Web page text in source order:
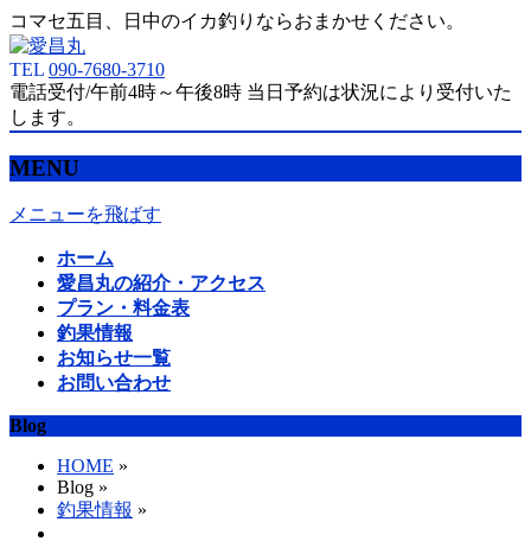
コマセ五目、日中のイカ釣りならおまかせください。
TEL 090-7680-3710
電話受付/午前4時～午後8時 当日予約は状況により受付いた
します。
MENU
メニューを飛ばす
ホーム
愛昌丸の紹介・アクセス
プラン・料金表
釣果情報
お知らせ一覧
お問い合わせ
Blog
HOME »
Blog »
釣果情報 »